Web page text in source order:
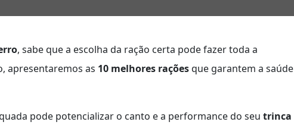
, sabe que a escolha da ração certa pode fazer toda a
apresentaremos as 10 melhores raçõesque garantem a
pode potencializar o canto e a performance do seu trinca